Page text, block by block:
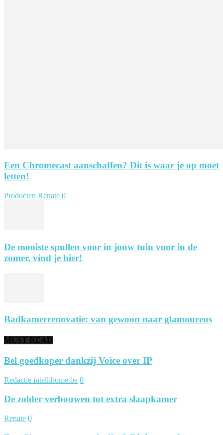
Een Chromecast aanschaffen? Dit is waar je op moet
letten!
Producten Renate 0
De mooiste spullen voor in jouw tuin voor in de
zomer, vind je hier!
Badkamerrenovatie: van gewoon naar glamoureus
MUST READ
Bel goedkoper dankzij Voice over IP
Redactie intellihome.be 0
De zolder verbouwen tot extra slaapkamer
Renate 0